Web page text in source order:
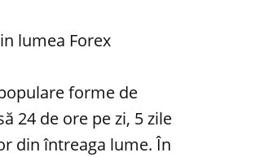
lumea Forex
forme de
24 de ore pe zi, 5 zile
din întreaga lume. În